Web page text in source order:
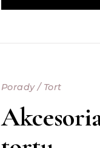
Porady/ Tort